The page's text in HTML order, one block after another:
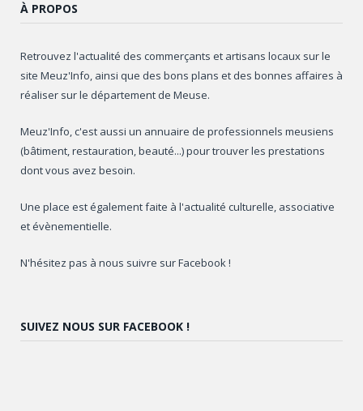
À PROPOS
Retrouvez l'actualité des commerçants et artisans locaux sur le
site Meuz'Info, ainsi que des bons plans et des bonnes affaires à
réaliser sur le département de Meuse.
Meuz'Info, c'est aussi un annuaire de professionnels meusiens
(bâtiment, restauration, beauté...) pour trouver les prestations
dont vous avez besoin.
Une place est également faite à l'actualité culturelle, associative
et évènementielle.
N'hésitez pas à nous suivre sur Facebook !
SUIVEZ NOUS SUR FACEBOOK !